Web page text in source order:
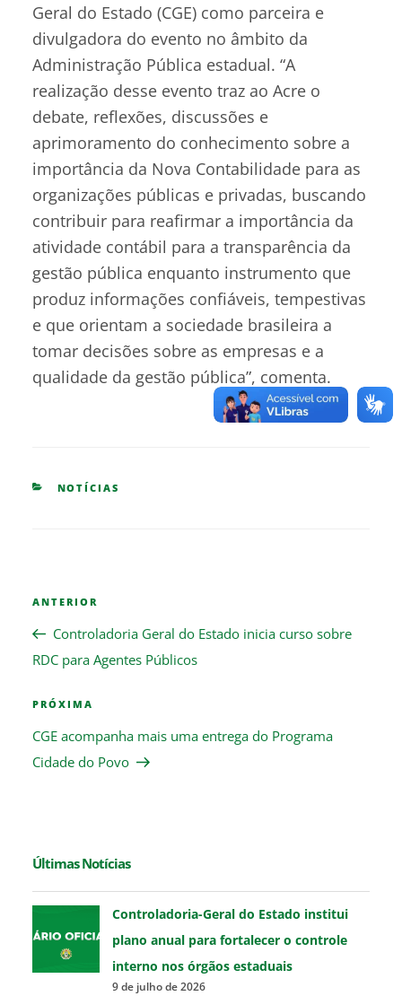
Geral do Estado (CGE) como parceira e
divulgadora do evento no âmbito da
Administração Pública estadual. “A
realização desse evento traz ao Acre o
debate, reflexões, discussões e
aprimoramento do conhecimento sobre a
importância da Nova Contabilidade para as
organizações públicas e privadas, buscando
contribuir para reafirmar a importância da
atividade contábil para a transparência da
gestão pública enquanto instrumento que
produz informações confiáveis, tempestivas
e que orientam a sociedade brasileira a
tomar decisões sobre as empresas e a
qualidade da gestão pública”, comenta.
CATEGORIES
NOTÍCIAS
de
Post
Previous
Post
ANTERIOR
Controladoria Geral do Estado inicia curso sobre
RDC para Agentes Públicos
Next
Post
PRÓXIMA
CGE acompanha mais uma entrega do Programa
Cidade do Povo
Últimas Notícias
Controladoria-Geral do Estado institui
plano anual para fortalecer o controle
interno nos órgãos estaduais
9 de julho de 2026